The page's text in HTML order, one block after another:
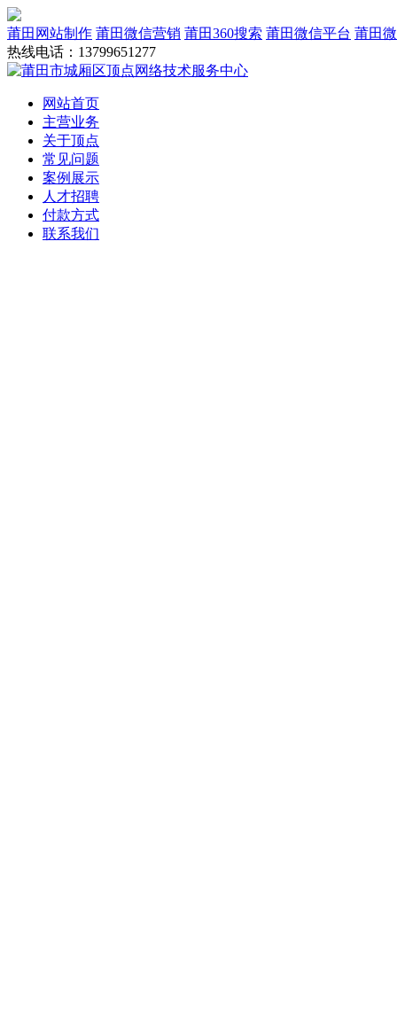
莆田网站制作 莆田微信营销 莆田360搜索 莆田微信平台 莆田
热线电话：13799651277
网站首页
主营业务
关于顶点
常见问题
案例展示
人才招聘
付款方式
联系我们